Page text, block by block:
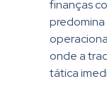
finanças
onde a
tática